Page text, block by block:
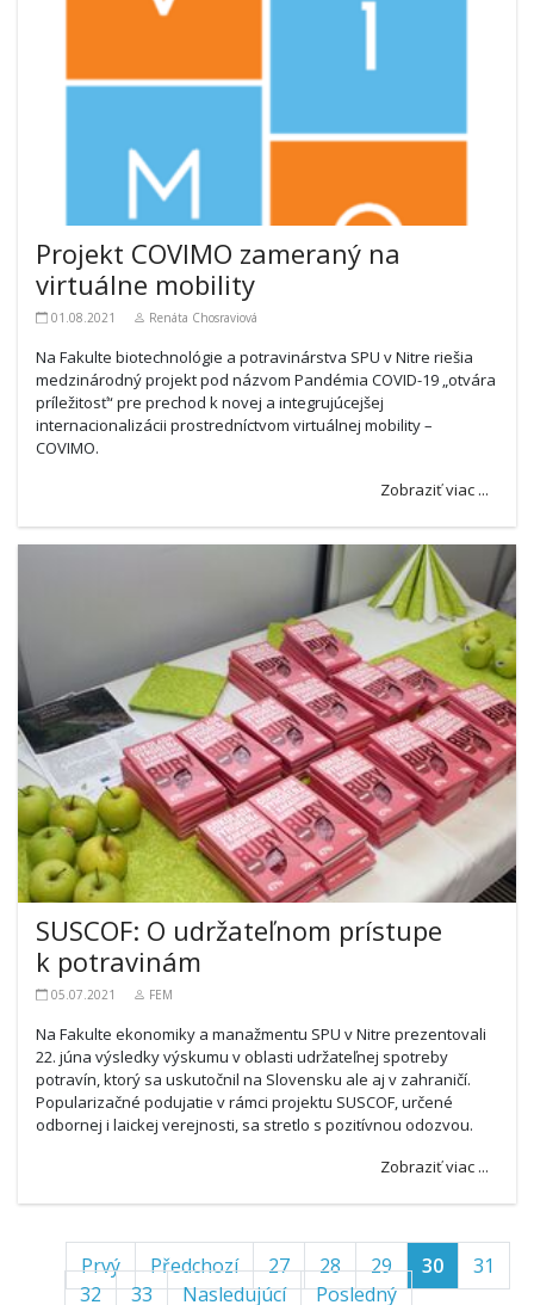
Projekt COVIMO zameraný na
virtuálne mobility
01.08.2021 Renáta Chosraviová
Na Fakulte biotechnológie a potravinárstva SPU v Nitre riešia
medzinárodný projekt pod názvom Pandémia COVID-19 „otvára
príležitosť“ pre prechod k novej a integrujúcejšej
internacionalizácii prostredníctvom virtuálnej mobility –
COVIMO.
Zobraziť viac ...
SUSCOF: O udržateľnom prístupe
k potravinám
05.07.2021 FEM
Na Fakulte ekonomiky a manažmentu SPU v Nitre prezentovali
22. júna výsledky výskumu v oblasti udržateľnej spotreby
potravín, ktorý sa uskutočnil na Slovensku ale aj v zahraničí.
Popularizačné podujatie v rámci projektu SUSCOF, určené
odbornej i laickej verejnosti, sa stretlo s pozitívnou odozvou.
Zobraziť viac ...
Prvý Předchozí 27 28 29 30
31
32
33 Nasledujúcí Posledný